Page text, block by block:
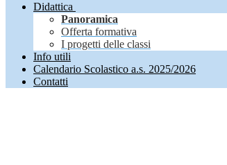
Didattica
Panoramica
Offerta formativa
I progetti delle classi
Info utili
Calendario Scolastico a.s. 2025/2026
Contatti